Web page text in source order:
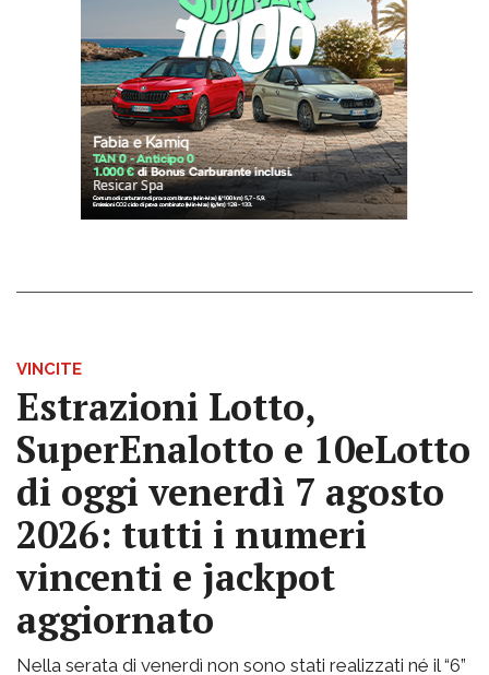
VINCITE
Estrazioni Lotto,
SuperEnalotto e 10eLotto
di oggi venerdì 7 agosto
2026: tutti i numeri
vincenti e jackpot
aggiornato
Nella serata di venerdì non sono stati realizzati né il “6”